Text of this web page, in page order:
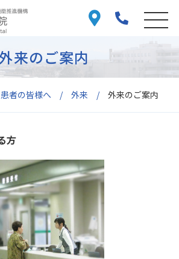
患者の皆様へ 外来 外来のご案内
来のご案内
方